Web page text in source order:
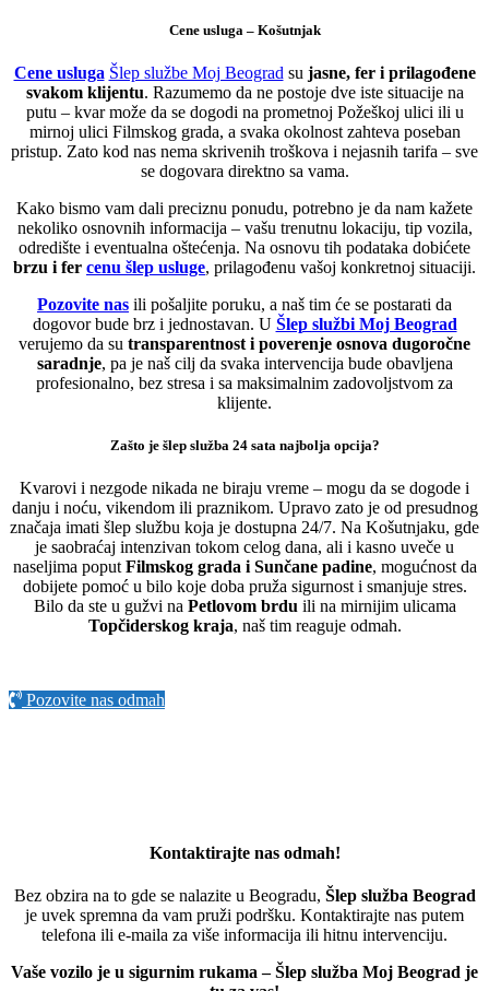
Cene usluga – Košutnjak
Cene usluga Šlep službe Moj Beograd su jasne, fer i prilagođene
svakom klijentu. Razumemo da ne postoje dve iste situacije na
putu – kvar može da se dogodi na prometnoj Požeškoj ulici ili u
mirnoj ulici Filmskog grada, a svaka okolnost zahteva poseban
pristup. Zato kod nas nema skrivenih troškova i nejasnih tarifa – sve
se dogovara direktno sa vama.
Kako bismo vam dali preciznu ponudu, potrebno je da nam kažete
nekoliko osnovnih informacija – vašu trenutnu lokaciju, tip vozila,
odredište i eventualna oštećenja. Na osnovu tih podataka dobićete
brzu i fer cenu šlep usluge, prilagođenu vašoj konkretnoj situaciji.
Pozovite nas ili pošaljite poruku, a naš tim će se postarati da
dogovor bude brz i jednostavan. U Šlep službi Moj Beograd
verujemo da su transparentnost i poverenje osnova dugoročne
saradnje, pa je naš cilj da svaka intervencija bude obavljena
profesionalno, bez stresa i sa maksimalnim zadovoljstvom za
klijente.
Zašto je šlep služba 24 sata najbolja opcija?
Kvarovi i nezgode nikada ne biraju vreme – mogu da se dogode i
danju i noću, vikendom ili praznikom. Upravo zato je od presudnog
značaja imati šlep službu koja je dostupna 24/7. Na Košutnjaku, gde
je saobraćaj intenzivan tokom celog dana, ali i kasno uveče u
naseljima poput Filmskog grada i Sunčane padine, mogućnost da
dobijete pomoć u bilo koje doba pruža sigurnost i smanjuje stres.
Bilo da ste u gužvi na Petlovom brdu ili na mirnijim ulicama
Topčiderskog kraja, naš tim reaguje odmah.
Pozovite nas odmah
Kontaktirajte nas odmah!
Bez obzira na to gde se nalazite u Beogradu, Šlep služba Beograd
je uvek spremna da vam pruži podršku. Kontaktirajte nas putem
telefona ili e-maila za više informacija ili hitnu intervenciju.
Vaše vozilo je u sigurnim rukama – Šlep služba Moj Beograd je